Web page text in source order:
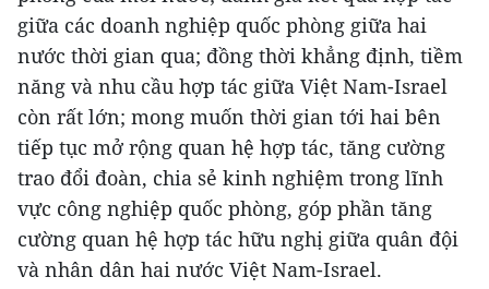
giữa các doanh nghiệp quốc phòng giữa hai
nước thời gian qua; đồng thời khẳng định, tiềm
năng và nhu cầu hợp tác giữa Việt Nam-Israel
còn rất lớn; mong muốn thời gian tới hai bên
tiếp tục mở rộng quan hệ hợp tác, tăng cường
trao đổi đoàn, chia sẻ kinh nghiệm trong lĩnh
vực công nghiệp quốc phòng, góp phần tăng
cường quan hệ hợp tác hữu nghị giữa quân đội
và nhân dân hai nước Việt Nam-Israel.